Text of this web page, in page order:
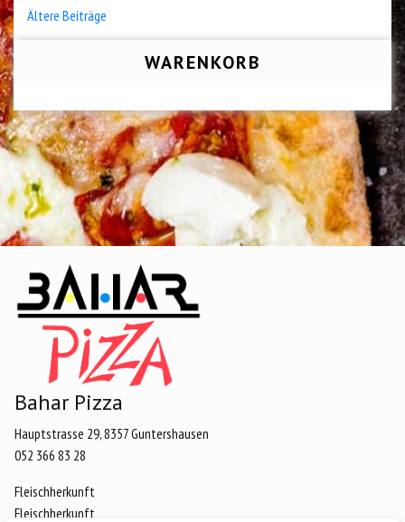
Beitragsnavigation
Ältere Beiträge
WARENKORB
Bahar Pizza
Hauptstrasse 29, 8357 Guntershausen
052 366 83 28
Fleischherkunft
Fleischherkunft